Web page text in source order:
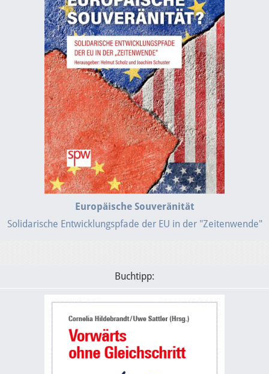
Europäische Souveränität
Solidarische Entwicklungspfade der EU in der "Zeitenwende"
Buchtipp: